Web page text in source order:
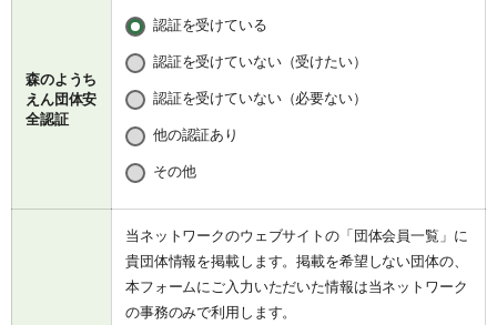
森のようち
えん団体安
全認証
認証を受けている
認証を受けていない（受けたい）
認証を受けていない（必要ない）
他の認証あり
その他
当ネットワークのウェブサイトの「 団体会員一覧 」に
貴団体情報を掲載します。掲載を希望しない団体の、
本フォームにご入力いただいた情報は当ネットワーク
の事務のみで利用します。